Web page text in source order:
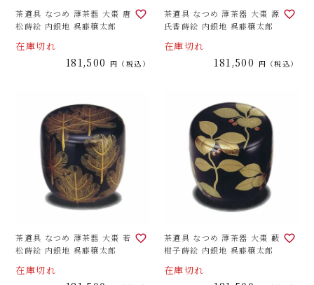
茶道具 なつめ 薄茶器 大棗 唐
松蒔絵 内銀地 呉藤穣太郎
在庫切れ
181,500 税込
茶道具 なつめ 薄茶器 大棗 源
氏香蒔絵 内銀地 呉藤穣太郎
在庫切れ
181,500 税込
茶道具 なつめ 薄茶器 大棗 若
松蒔絵 内銀地 呉藤穣太郎
在庫切れ
茶道具 なつめ 薄茶器 大棗 藪
柑子蒔絵 内銀地 呉藤穣太郎
在庫切れ